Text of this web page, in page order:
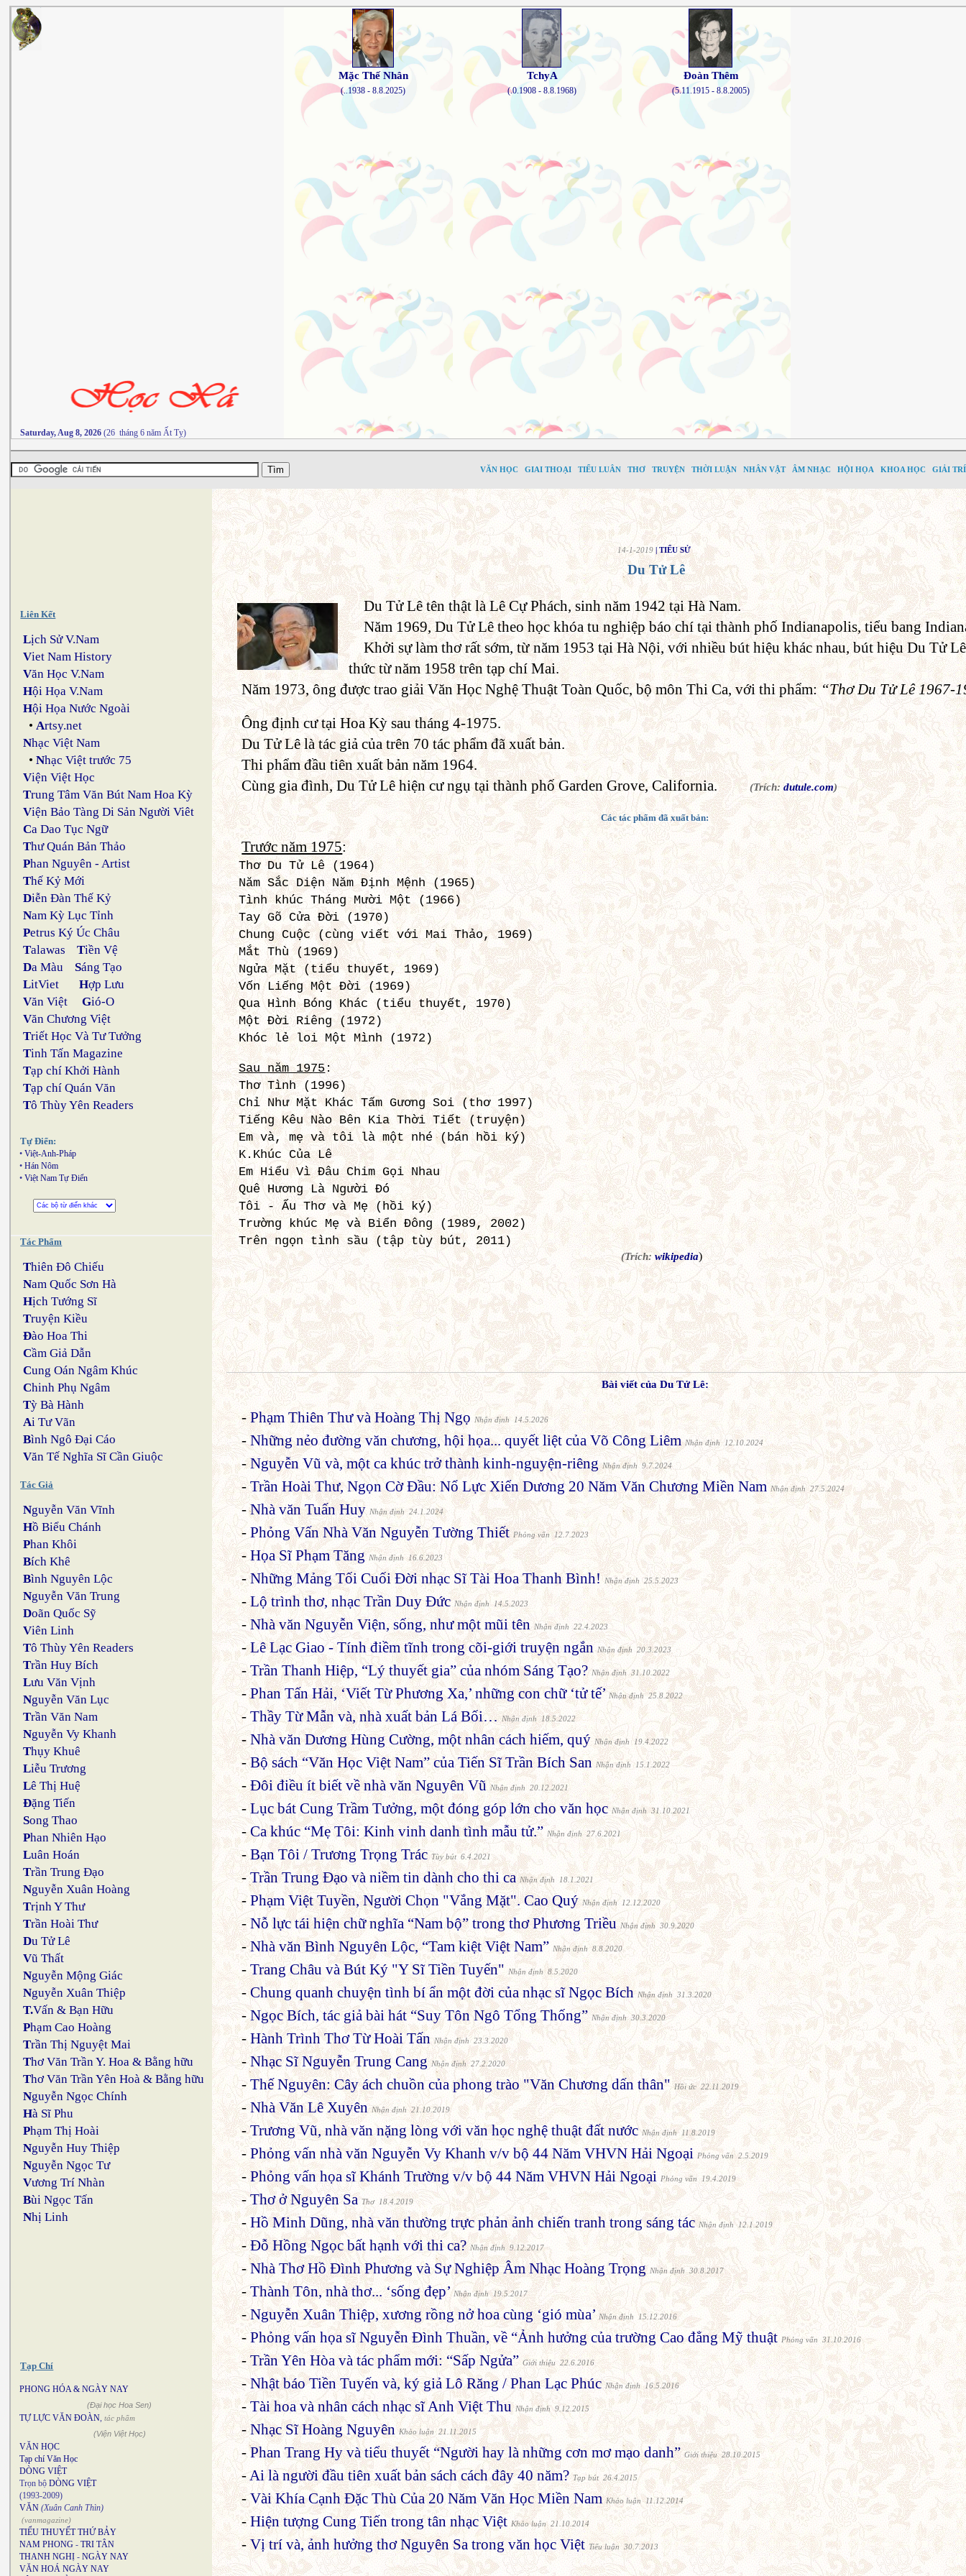
Saturday, Aug 8, 2026 (26 tháng 6 năm Ất Tỵ)
Mặc Thế Nhân
(..1938 - 8.8.2025)
TchyA
(.0.1908 - 8.8.1968)
Đoàn Thêm
(5.11.1915 - 8.8.2005)
VĂN HỌC GIAI THOẠI TIỂU LUÂN THƠ TRUYỆN THỜI LUẬN NHÂN VẬT ÂM NHẠC HỘI HỌA KHOA HỌC GIẢI TRÍ
Liên Kết
Lịch Sử V.Nam
Viet Nam History
Văn Học V.Nam
Hội Họa V.Nam
Hội Họa Nước Ngoài
•Artsy.net
Nhạc Việt Nam
•Nhạc Việt trước 75
Viện Việt Học
Trung Tâm Văn Bút Nam Hoa Kỳ
Viện Bảo Tàng Di Sản Người Viêt
Ca Dao Tục Ngữ
Thư Quán Bản Thảo
Phan Nguyên - Artist
Thế Kỷ Mới
Diễn Đàn Thế Kỷ
Nam Kỳ Lục Tỉnh
Petrus Ký Úc Châu
Talawas Tiền Vệ
Da Màu Sáng Tạo
LitViet Hợp Lưu
Văn Việt Gió-O
Văn Chương Việt
Triết Học Và Tư Tưởng
Tinh Tấn Magazine
Tạp chí Khởi Hành
Tạp chí Quán Văn
Tô Thùy Yên Readers
Tự Điển:
• Việt-Anh-Pháp
• Hán Nôm
• Việt Nam Tự Điển
Tác Phẩm
Thiên Đô Chiếu
Nam Quốc Sơn Hà
Hịch Tướng Sĩ
Truyện Kiều
Đào Hoa Thi
Cầm Giả Dẫn
Cung Oán Ngâm Khúc
Chinh Phụ Ngâm
Tỳ Bà Hành
Ai Tư Vãn
Bình Ngô Đại Cáo
Văn Tế Nghĩa Sĩ Cần Giuộc
Tác Giả
Nguyễn Văn Vĩnh
Hồ Biểu Chánh
Phan Khôi
Bích Khê
Bình Nguyên Lộc
Nguyễn Văn Trung
Doãn Quốc Sỹ
Viên Linh
Tô Thùy Yên Readers
Trần Huy Bích
Lưu Văn Vịnh
Nguyễn Văn Lục
Trần Văn Nam
Nguyễn Vy Khanh
Thụy Khuê
Liễu Trương
Lê Thị Huệ
Đặng Tiến
Song Thao
Phan Nhiên Hạo
Luân Hoán
Trần Trung Đạo
Nguyễn Xuân Hoàng
Trịnh Y Thư
Trần Hoài Thư
Du Tử Lê
Vũ Thất
Nguyễn Mộng Giác
Nguyễn Xuân Thiệp
T.Vấn & Bạn Hữu
Phạm Cao Hoàng
Trần Thị Nguyệt Mai
Thơ Văn Trần Y. Hoa & Bằng hữu
Thơ Văn Trần Yên Hoà & Bằng hữu
Nguyễn Ngọc Chính
Hà Sĩ Phu
Phạm Thị Hoài
Nguyễn Huy Thiệp
Nguyễn Ngọc Tư
Vương Trí Nhàn
Bùi Ngọc Tấn
Nhị Linh
Tạp Chí
PHONG HÓA & NGÀY NAY
(Đại học Hoa Sen)
TỰ LỰC VĂN ĐOÀN, tác phẩm
(Viện Việt Học)
VĂN HỌC
Tạp chí Văn Học
DÒNG VIỆT
Trọn bộ DÒNG VIỆT
(1993-2009)
VĂN (Xuân Canh Thìn)
(vanmagazine)
TIỂU THUYẾT THỨ BẢY
NAM PHONG - TRI TÂN
THANH NGHỊ - NGÀY NAY
VĂN HOÁ NGÀY NAY
14-1-2019| TIỂU SỬ
Du Tử Lê
Du Tử Lê tên thật là Lê Cự Phách, sinh năm 1942 tại Hà Nam.
Năm 1969, Du Tử Lê theo học khóa tu nghiệp báo chí tại thành phố Indianapolis, tiểu bang
Khởi sự làm thơ rất sớm, từ năm 1953 tại Hà Nội, với nhiều bút hiệu khác nhau, bút hiệu Du Tử
thức từ năm 1958 trên tạp chí Mai.
Năm 1973, ông được trao giải Văn Học Nghệ Thuật Toàn Quốc, bộ môn Thi Ca, với thi phẩm:“Thơ Du Tử Lê 1967-
Ông định cư tại Hoa Kỳ sau tháng 4-1975.
Du Tử Lê là tác giả của trên 70 tác phẩm đã xuất bản.
Thi phẩm đầu tiên xuất bản năm 1964.
Cùng gia đình, Du Tử Lê hiện cư ngụ tại thành phố Garden Grove, California.(Trích:dutule.com)
Các tác phẩm đã xuất bản:
Trước năm 1975:
Thơ Du Tử Lê (1964)
Năm Sắc Diện Năm Ðịnh Mệnh (1965)
Tình khúc Tháng Mười Một (1966)
Tay Gõ Cửa Ðời (1970)
Chung Cuộc (cùng viết với Mai Thảo, 1969)
Mắt Thù (1969)
Ngửa Mặt (tiểu thuyết, 1969)
Vốn Liếng Một Ðời (1969)
Qua Hình Bóng Khác (tiểu thuyết, 1970)
Một Ðời Riêng (1972)
Khóc lẻ loi Một Mình (1972)
Sau năm 1975:
Thơ Tình (1996)
Chỉ Như Mặt Khác Tấm Gương Soi (thơ 1997)
Tiếng Kêu Nào Bên Kia Thời Tiết (truyện)
Em và, mẹ và tôi là một nhé (bán hồi ký)
K.Khúc Của Lê
Em Hiểu Vì Ðâu Chim Gọi Nhau
Quê Hương Là Người Ðó
Tôi - Ấu Thơ và Mẹ (hồi ký)
Trường khúc Mẹ và Biển Đông (1989, 2002)
Trên ngọn tình sầu (tập tùy bút, 2011)
(Trích:wikipedia)
Bài viết của Du Tử Lê:
-Phạm Thiên Thư và Hoàng Thị Ngọ Nhận định 14.5.2026
-Những nẻo đường văn chương, hội họa... quyết liệt của Võ Công Liêm Nhận định 12.10.2024
-Nguyễn Vũ và, một ca khúc trở thành kinh-nguyện-riêng Nhận định 9.7.2024
-Trần Hoài Thư, Ngọn Cờ Đầu: Nổ Lực Xiển Dương 20 Năm Văn Chương Miền Nam Nhận định 27.5.2024
-Nhà văn Tuấn Huy Nhận định 24.1.2024
-Phỏng Vấn Nhà Văn Nguyễn Tường Thiết Phỏng vấn 12.7.2023
-Họa Sĩ Phạm Tăng Nhận định 16.6.2023
-Những Mảng Tối Cuối Đời nhạc Sĩ Tài Hoa Thanh Bình! Nhận định 25.5.2023
-Lộ trình thơ, nhạc Trần Duy Đức Nhận định 14.5.2023
-Nhà văn Nguyễn Viện, sống, như một mũi tên Nhận định 22.4.2023
-Lê Lạc Giao - Tính điềm tĩnh trong cõi-giới truyện ngắn Nhận định 20.3.2023
-Trần Thanh Hiệp, “Lý thuyết gia” của nhóm Sáng Tạo? Nhận định 31.10.2022
-Phan Tấn Hải, ‘Viết Từ Phương Xa,’ những con chữ ‘tử tế’ Nhận định 25.8.2022
-Thầy Từ Mẫn và, nhà xuất bản Lá Bối… Nhận định 18.5.2022
-Nhà văn Dương Hùng Cường, một nhân cách hiếm, quý Nhận định 19.4.2022
-Bộ sách “Văn Học Việt Nam” của Tiến Sĩ Trần Bích San Nhận định 15.1.2022
-Ðôi điều ít biết về nhà văn Nguyên Vũ Nhận định 20.12.2021
-Lục bát Cung Trầm Tưởng, một đóng góp lớn cho văn học Nhận định 31.10.2021
-Ca khúc “Mẹ Tôi: Kinh vinh danh tình mẫu tử.” Nhận định 27.6.2021
-Bạn Tôi / Trương Trọng Trác Tùy bút 6.4.2021
-Trần Trung Đạo và niềm tin dành cho thi ca Nhận định 18.1.2021
-Phạm Việt Tuyền, Người Chọn "Vắng Mặt". Cao Quý Nhận định 12.12.2020
-Nỗ lực tái hiện chữ nghĩa “Nam bộ” trong thơ Phương Triều Nhận định 30.9.2020
-Nhà văn Bình Nguyên Lộc, “Tam kiệt Việt Nam” Nhận định 8.8.2020
-Trang Châu và Bút Ký "Y Sĩ Tiền Tuyến" Nhận định 8.5.2020
-Chung quanh chuyện tình bí ẩn một đời của nhạc sĩ Ngọc Bích Nhận định 31.3.2020
-Ngọc Bích, tác giả bài hát “Suy Tôn Ngô Tổng Thống” Nhận định 30.3.2020
-Hành Trình Thơ Từ Hoài Tấn Nhận định 23.3.2020
-Nhạc Sĩ Nguyễn Trung Cang Nhận định 27.2.2020
-Thế Nguyên: Cây ách chuồn của phong trào "Văn Chương dấn thân" Hồi ức 22.11.2019
-Nhà Văn Lê Xuyên Nhận định 21.10.2019
-Trương Vũ, nhà văn nặng lòng với văn học nghệ thuật đất nước Nhận định 11.8.2019
-Phỏng vấn nhà văn Nguyễn Vy Khanh v/v bộ 44 Năm VHVN Hải Ngoại Phỏng vấn 2.5.2019
-Phỏng vấn họa sĩ Khánh Trường v/v bộ 44 Năm VHVN Hải Ngoại Phỏng vấn 19.4.2019
-Thơ ở Nguyên Sa Thơ 18.4.2019
-Hồ Minh Dũng, nhà văn thường trực phản ảnh chiến tranh trong sáng tác Nhận định 12.1.2019
-Đỗ Hồng Ngọc bất hạnh với thi ca? Nhận định 9.12.2017
-Nhà Thơ Hồ Đình Phương và Sự Nghiệp Âm Nhạc Hoàng Trọng Nhận định 30.8.2017
-Thành Tôn, nhà thơ... ‘sống đẹp’ Nhận định 19.5.2017
-Nguyễn Xuân Thiệp, xương rồng nở hoa cùng ‘gió mùa’ Nhận định 15.12.2016
-Phỏng vấn họa sĩ Nguyễn Đình Thuần, về “Ảnh hưởng của trường Cao đẳng Mỹ thuật Phỏng vấn 31.10.2016
-Trần Yên Hòa và tác phẩm mới: “Sấp Ngửa” Giới thiệu 22.6.2016
-Nhật báo Tiền Tuyến và, ký giả Lô Răng / Phan Lạc Phúc Nhận định 16.5.2016
-Tài hoa và nhân cách nhạc sĩ Anh Việt Thu Nhận định 9.12.2015
-Nhạc Sĩ Hoàng Nguyên Khảo luận 21.11.2015
-Phan Trang Hy và tiểu thuyết “Người hay là những cơn mơ mạo danh” Giới thiệu 28.10.2015
-Ai là người đầu tiên xuất bản sách cách đây 40 năm? Tạp bút 26.4.2015
-Vài Khía Cạnh Đặc Thù Của 20 Năm Văn Học Miền Nam Khảo luận 11.12.2014
-Hiện tượng Cung Tiến trong tân nhạc Việt Khảo luận 21.10.2014
-Vị trí và, ảnh hưởng thơ Nguyên Sa trong văn học Việt Tiểu luận 30.7.2013